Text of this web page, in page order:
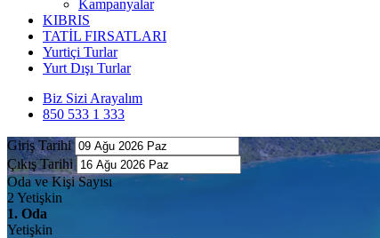
Kampanyalar
KIBRIS
TATİL FIRSATLARI
Yurtiçi Turlar
Yurt Dışı Turlar
Biz Sizi Arayalım
850 533 1 333
Giriş Tarihi
Çıkış Tarihi
Oda ve Kişi Sayısı
2 Yetişkin
1. Oda
Yetişkin